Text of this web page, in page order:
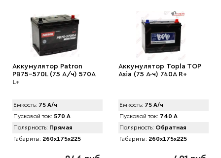
Аккумулятор Patron
PB75-570L (75 А/ч) 570A
L+
Емкость: 75 А/ч
Пусковой ток: 570 А
Полярность: Прямая
Габариты: 260x175x225
Аккумулятор Topla TOP
Asia (75 А·ч) 740A R+
Емкость: 75 А/ч
Пусковой ток: 740 А
Полярность: Обратная
Габариты: 260x175x225